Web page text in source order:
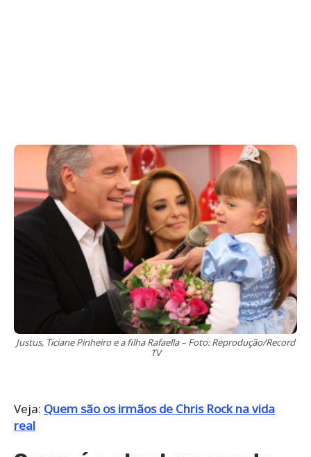
Justus, Ticiane Pinheiro e a filha Rafaella – Foto: Reprodução/Record
TV
Veja: Quem são os irmãos de Chris Rock na vida
real